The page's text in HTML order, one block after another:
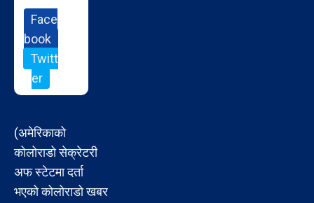
Face
book
Twitt
er
(अमेरिकाको
कोलोराडो सेक्रेटरी
अफ स्टेटमा दर्ता
भएको कोलोराडो खबर